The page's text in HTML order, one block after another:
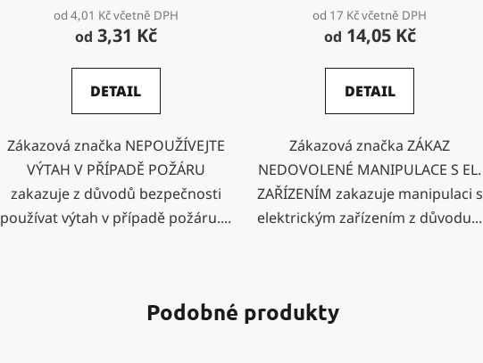
od 4,01 Kč včetně DPH
od 3,31 Kč
DETAIL
Zákazová značka NEPOUŽÍVEJTE
VÝTAH V PŘÍPADĚ POŽÁRU
zakazuje z důvodů bezpečnosti
používat výtah v případě požáru....
od 17 Kč včetně DPH
od 14,05 Kč
DETAIL
Zákazová značka ZÁKAZ
NEDOVOLENÉ MANIPULACE S EL.
ZAŘÍZENÍM zakazuje manipulaci s
elektrickým zařízením z důvodu...
Podobné produkty